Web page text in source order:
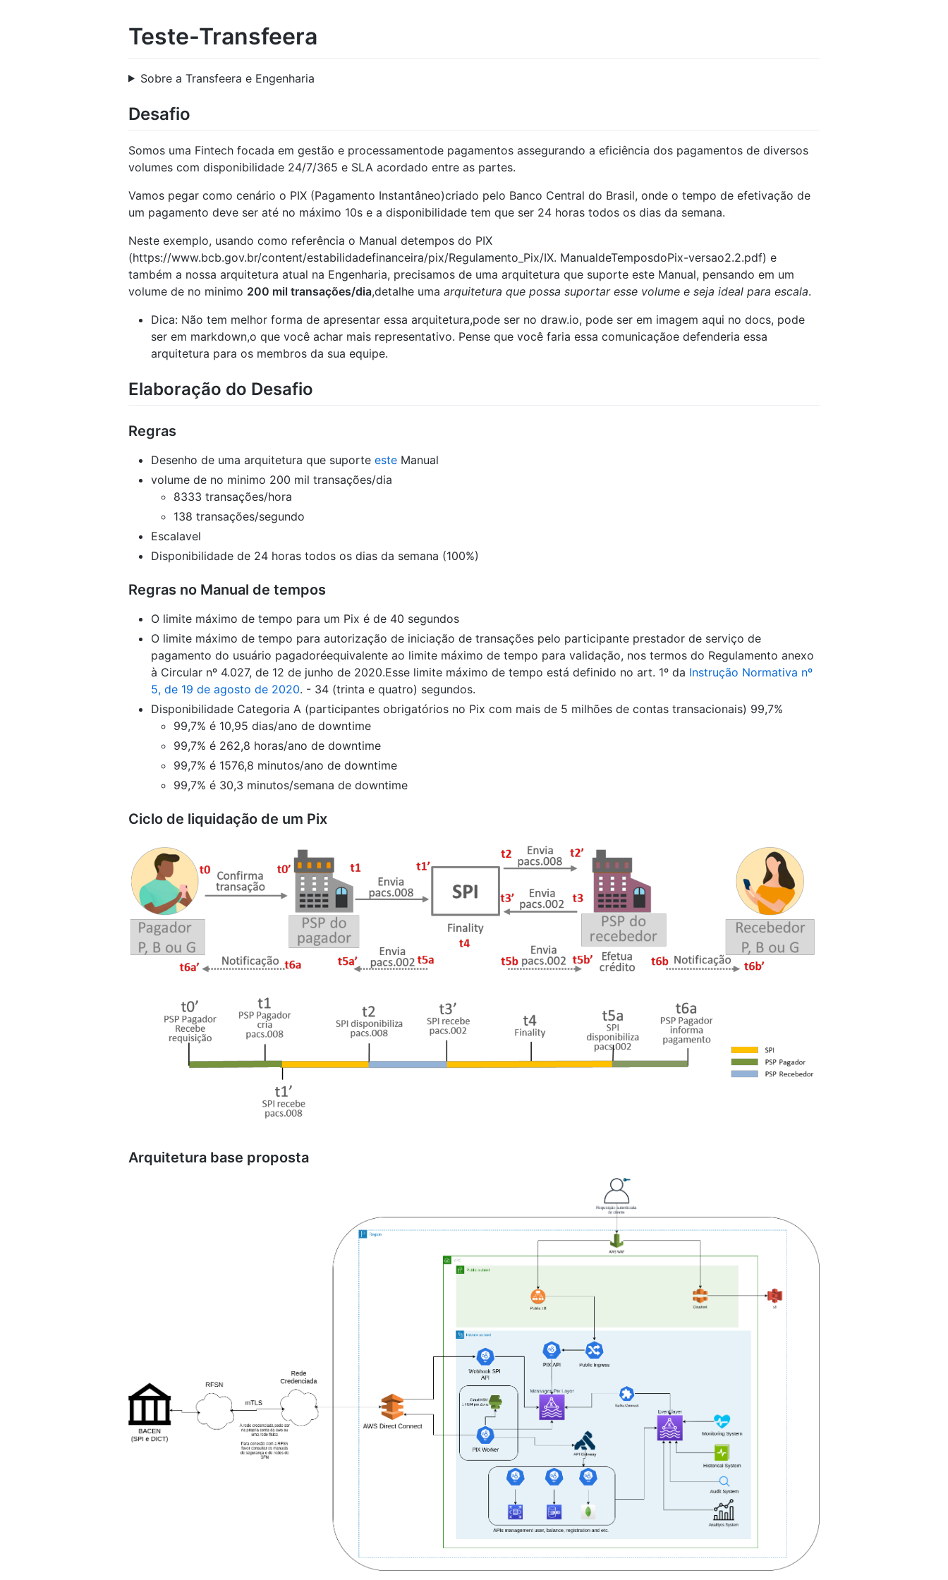
Teste-Transfeera
Sobre a Transfeera e Engenharia
Desafio
Somos uma Fintech focada em gestão e processamentode pagamentos assegurando a eficiência dos pagamentos de diversos
volumes com disponibilidade 24/7/365 e SLA acordado entre as partes.
Vamos pegar como cenário o PIX (Pagamento Instantâneo)criado pelo Banco Central do Brasil, onde o tempo de efetivação de
um pagamento deve ser até no máximo 10s e a disponibilidade tem que ser 24 horas todos os dias da semana.
Neste exemplo, usando como referência o Manual detempos do PIX
(https://www.bcb.gov.br/content/estabilidadefinanceira/pix/Regulamento_Pix/IX. ManualdeTemposdoPix-versao2.2.pdf) e
também a nossa arquitetura atual na Engenharia, precisamos de uma arquitetura que suporte este Manual, pensando em um
volume de no minimo 200 mil transações/dia,detalhe uma arquitetura que possa suportar esse volume e seja ideal para escala.
Dica: Não tem melhor forma de apresentar essa arquitetura,pode ser no draw.io, pode ser em imagem aqui no docs, pode
ser em markdown,o que você achar mais representativo. Pense que você faria essa comunicaçãoe defenderia essa
arquitetura para os membros da sua equipe.
Elaboração do Desafio
Regras
Desenho de uma arquitetura que suporte este Manual
volume de no minimo 200 mil transações/dia
8333 transações/hora
138 transações/segundo
Escalavel
Disponibilidade de 24 horas todos os dias da semana (100%)
Regras no Manual de tempos
O limite máximo de tempo para um Pix é de 40 segundos
O limite máximo de tempo para autorização de iniciação de transações pelo participante prestador de serviço de
pagamento do usuário pagadoréequivalente ao limite máximo de tempo para validação, nos termos do Regulamento anexo
à Circular nº 4.027, de 12 de junho de 2020.Esse limite máximo de tempo está definido no art. 1º da Instrução Normativa nº
5, de 19 de agosto de 2020. - 34 (trinta e quatro) segundos.
Disponibilidade Categoria A (participantes obrigatórios no Pix com mais de 5 milhões de contas transacionais) 99,7%
99,7% é 10,95 dias/ano de downtime
99,7% é 262,8 horas/ano de downtime
99,7% é 1576,8 minutos/ano de downtime
99,7% é 30,3 minutos/semana de downtime
Ciclo de liquidação de um Pix
Arquitetura base proposta